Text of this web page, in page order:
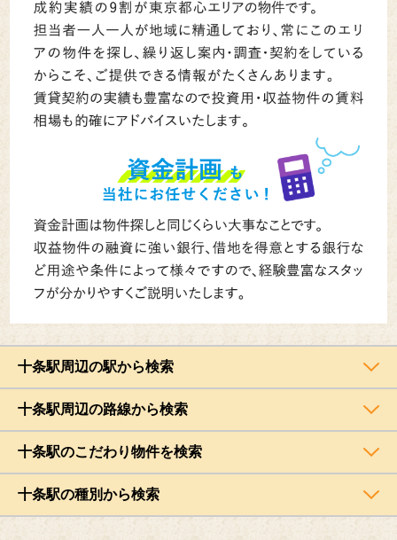
十条駅周辺の駅から検索
十条駅周辺の路線から検索
十条駅のこだわり物件を検索
十条駅の種別から検索